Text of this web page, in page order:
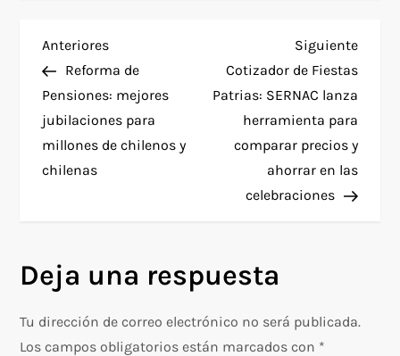
N
a
v
e
a
c
i
Entrada
anterior
Anteriores
Reforma de
Pensiones: mejores
jubilaciones para
millones de chilenos y
chilenas
Siguiente
Cotizador de Fiestas
Patrias: SERNAC lanza
herramienta para
comparar precios y
ahorrar en las
celebraciones
Deja una respuesta
Tu dirección de correo electrónico no será publicada.
Los campos obligatorios están marcados con *